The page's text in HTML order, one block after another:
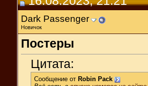
Dark Passenger
Новичок
Постеры
Цитата:
Сообщение от Robin Pack